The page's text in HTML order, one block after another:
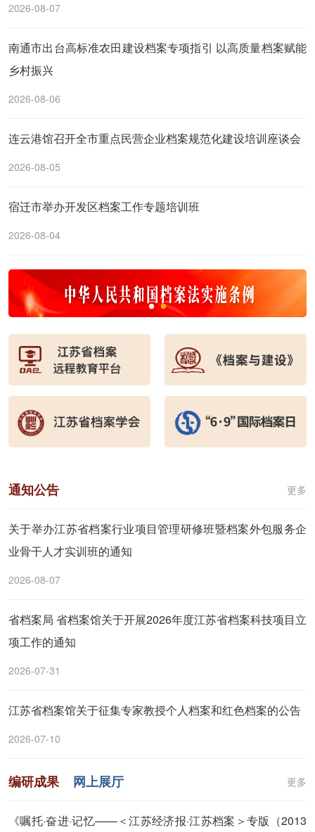
2026-08-07
南通市出台高标准农田建设档案专项指引 以高质量档案赋能
乡村振兴
2026-08-06
连云港馆召开全市重点民营企业档案规范化建设培训座谈会
2026-08-05
宿迁市举办开发区档案工作专题培训班
2026-08-04
通知公告 更多
关于举办江苏省档案行业项目管理研修班暨档案外包服务企
业骨干人才实训班的通知
2026-08-07
省档案局 省档案馆关于开展2026年度江苏省档案科技项目立
项工作的通知
2026-07-31
江苏省档案馆关于征集专家教授个人档案和红色档案的公告
2026-07-10
编研成果 网上展厅 更多
《嘱托·奋进·记忆——＜江苏经济报·江苏档案＞专版（2013